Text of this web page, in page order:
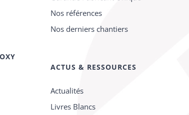
Nos références
Nos derniers chantiers
ACTUS & RESSOURCES
Actualités
Livres Blancs